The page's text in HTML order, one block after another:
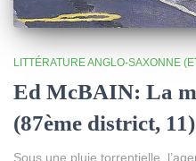
LITTÉRATURE ANGLO-SAXONNE
Ed McBAIN: La
(87ème district, 11)
Sous une pluie torrentielle,